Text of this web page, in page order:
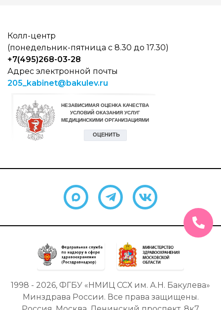
Колл-центр
(понедельник-пятница с 8.30 до 17.30)
+7(495)268-03-28
Адрес электронной почты
205_kabinet@bakulev.ru
1998 - 2026, ФГБУ «НМИЦ ССХ им. А.Н. Бакулева»
Минздрава России. Все права защищены.